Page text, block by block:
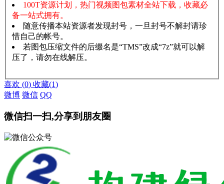
100T资源计划，热门视频图包素材全站下载，收藏必
备一站式拥有。
随意传播本站资源者发现封号，一旦封号不解封请珍
惜自己的帐号。
若图包压缩文件的后缀名是“TMS”改成“7z”就可以解
压了，请勿在线解压。
喜欢 (0) 收藏(1)
微博 微信 QQ
微信扫一扫,分享到朋友圈